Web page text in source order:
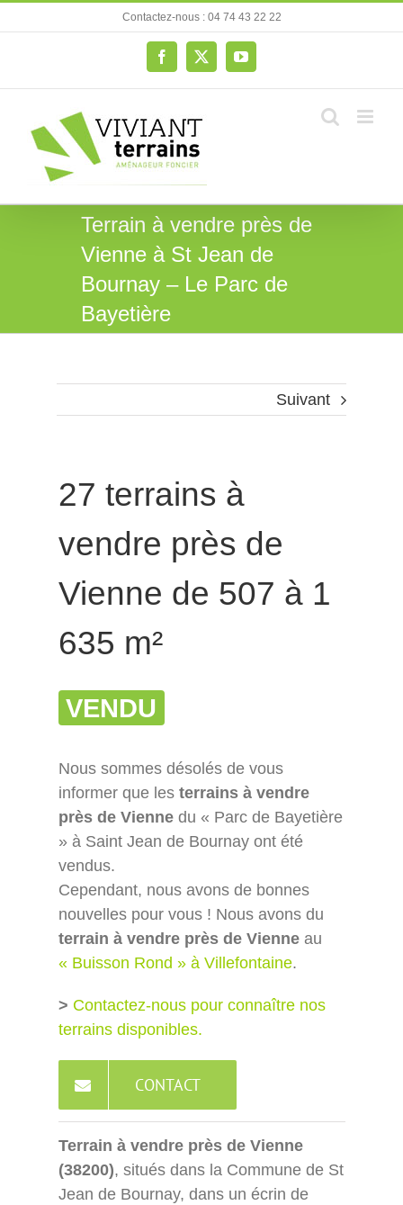
au
Contactez-nous : 04 74 43 22 22
Facebook
X YouTube
Terrain à vendre près de
Vienne à St Jean de
Bournay – Le Parc de
Bayetière
Suivant
27 terrains à
vendre près de
Vienne de 507 à 1
635 m²
VENDU
Nous sommes désolés de vous
informer que les terrains à vendre
près de Viennedu « Parc de Bayetière
» à Saint Jean de Bournay ont été
vendus.
Cependant, nous avons de bonnes
nouvelles pour vous ! Nous avons du
terrain à vendre près de Vienneau
« Buisson Rond » à Villefontaine.
> Contactez-nous pour connaître nos
terrains disponibles.
CONTACT
Terrain à vendre près de Vienne
(38200), situés dans la Commune de St
Jean de Bournay, dans un écrin de